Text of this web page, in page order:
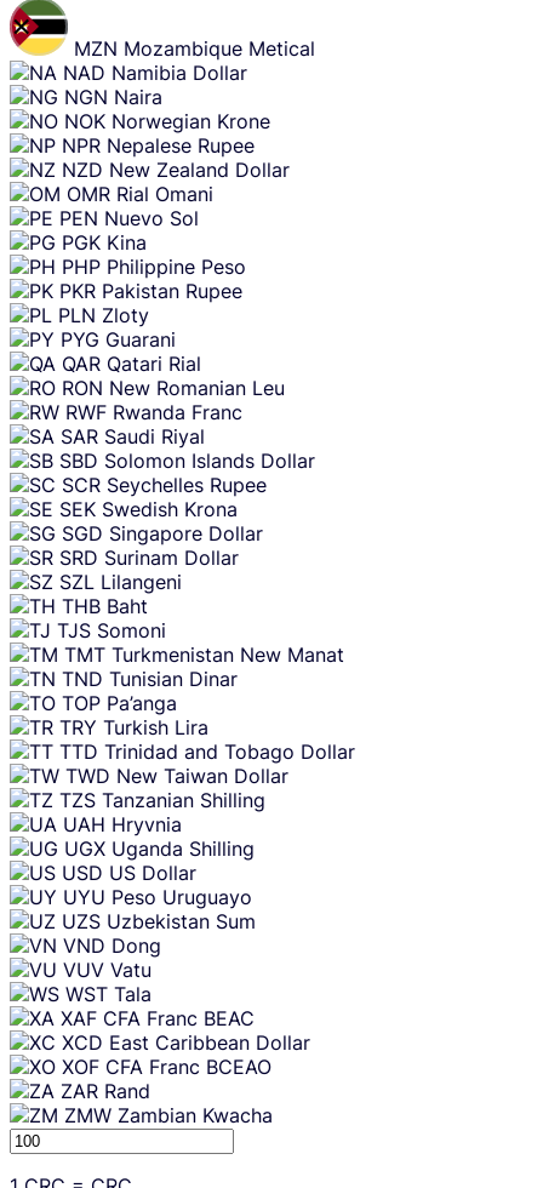
MZN Mozambique Metical
NAD Namibia Dollar
NGN Naira
NOK Norwegian Krone
NPR Nepalese Rupee
NZD New Zealand Dollar
OMR Rial Omani
PEN Nuevo Sol
PGK Kina
PHP Philippine Peso
PKR Pakistan Rupee
PLN Zloty
PYG Guarani
QAR Qatari Rial
RON New Romanian Leu
RWF Rwanda Franc
SAR Saudi Riyal
SBD Solomon Islands Dollar
SCR Seychelles Rupee
SEK Swedish Krona
SGD Singapore Dollar
SRD Surinam Dollar
SZL Lilangeni
THB Baht
TJS Somoni
TMT Turkmenistan New Manat
TND Tunisian Dinar
TOP Pa’anga
TRY Turkish Lira
TTD Trinidad and Tobago Dollar
TWD New Taiwan Dollar
TZS Tanzanian Shilling
UAH Hryvnia
UGX Uganda Shilling
USD US Dollar
UYU Peso Uruguayo
UZS Uzbekistan Sum
VND Dong
VUV Vatu
WST Tala
XAF CFA Franc BEAC
XCD East Caribbean Dollar
XOF CFA Franc BCEAO
ZAR Rand
ZMW Zambian Kwacha